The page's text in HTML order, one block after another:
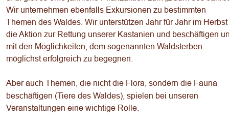
Wir unternehmen ebenfalls Exkursionen zu bestimmten
Themen des Waldes. Wir unterstützen Jahr für Jahr im Herbst
die Aktion zur Rettung unserer Kastanien und beschäftigen
mit den Möglichkeiten, dem sogenannten Waldsterben
möglichst erfolgreich zu begegnen.
Aber auch Themen, die nicht die Flora, sondern die Fauna
beschäftigen (Tiere des Waldes), spielen bei unseren
Veranstaltungen eine wichtige Rolle.